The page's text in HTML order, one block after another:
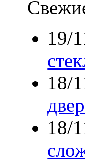
19/
18/
18/